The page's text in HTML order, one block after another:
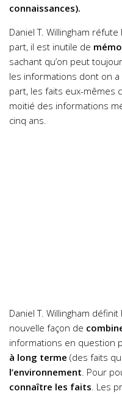
connaissances).
Daniel T. Willingham
part, il est inutile de
sachant qu’on peut
les informations dont on
part, les faits eux-mêmes
moitié des informations
cinq ans.
Daniel T. Willingham définit
nouvelle façon de
informations en question
à long terme (des faits
l’environnement . Pour
connaître les faits . Les